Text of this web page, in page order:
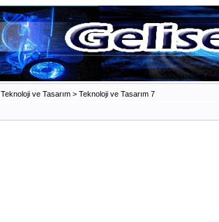
Teknoloji ve Tasarım > Teknoloji ve Tasarım 7